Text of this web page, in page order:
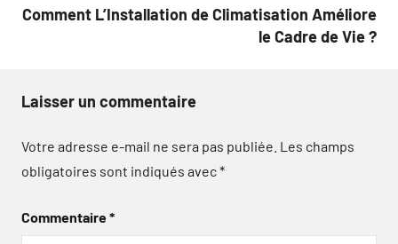
Comment L’Installation de Climatisation Améliore
le Cadre de Vie ?
Laisser un commentaire
Votre adresse e-mail ne sera pas publiée. Les champs
obligatoires sont indiqués avec*
Commentaire*